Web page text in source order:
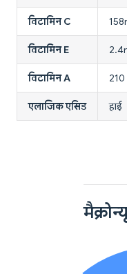
विटामिन C
विटामिन E
विटामिन A 210
एलाजिक एसिड हाई